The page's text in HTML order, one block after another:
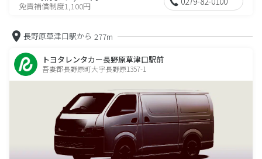
免責補償制度1,100円
長野原草津口駅から 277m
トヨタレンタカー長野原草津口駅前
吾妻郡長野原町大字長野原1357-1